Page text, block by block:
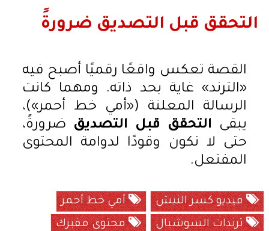
التحقق قبل التصديق ضرورةً
القصة تعكس واقعًا رقميًا أصبح فيه
«الترند» غاية بحد ذاته. ومهما كانت
الرسالة المعلنة («أمي خط أحمر»)،
يبقى التحقق قبل التصديق ضرورةً،
حتى لا نكون وقودًا لدوامة المحتوى
المفتعل.
فيديو كسر النيش
أمي خط أحمر
ترندات السوشيال
محتوى مفبرك